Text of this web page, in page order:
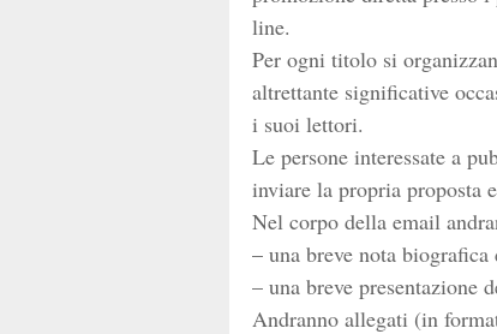
line.
Per ogni titolo si
altrettante significative
i suoi lettori.
Le persone interessate a
inviare la propria proposta
Nel corpo della email
– una breve nota
– una breve presentazione
Andranno allegati (in